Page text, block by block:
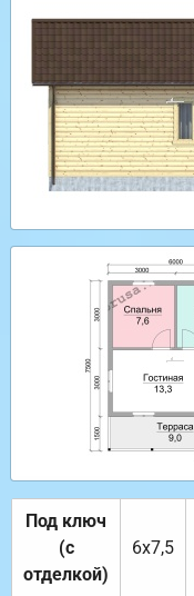
Под ключ
(с
отделкой)
6х7,5